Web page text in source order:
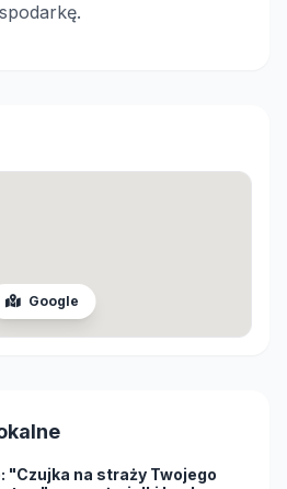
Google
"Czujka na straży Twojego